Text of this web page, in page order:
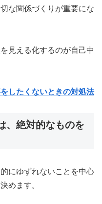
な関係づくりが重要にな
見える化するのが自己中
したくないときの対処法
、絶対的なものを
にゆずれないことを中心
めます。